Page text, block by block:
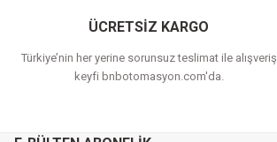
ÜCRETSİZ KARGO
Türkiye’nin her yerine sorunsuz teslimat ile alışveriş
keyfi bnbotomasyon.com'da.